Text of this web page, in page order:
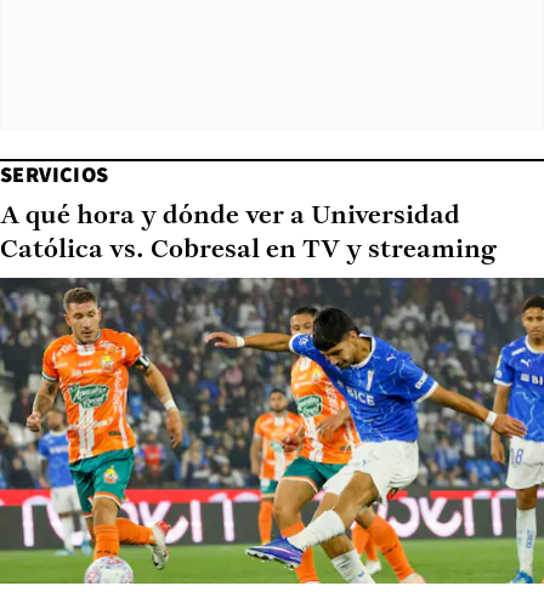
SERVICIOS
A qué hora y dónde ver a Universidad
Católica vs. Cobresal en TV y streaming